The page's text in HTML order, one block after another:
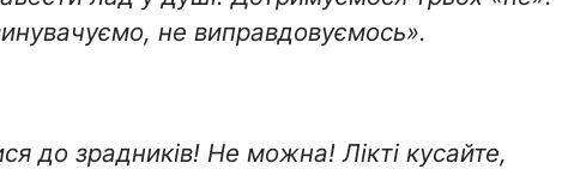
не виправдовуємось».
до зрадників! Не можна! Лікті кусайте,